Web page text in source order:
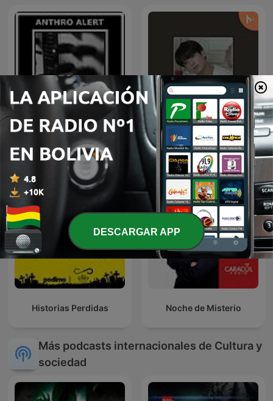
AnthroAlert: An
Anthropology Podcast
Jungkook's solos and
covers
Historias Perdidas Noche de Misterio
Más podcasts internacionales de Cultura y
sociedad
DESCARGAR APP